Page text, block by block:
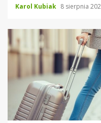
Karol Kubiak 8 sierpnia